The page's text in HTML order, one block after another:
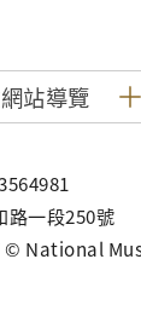
站導覽
路一段250號
© National